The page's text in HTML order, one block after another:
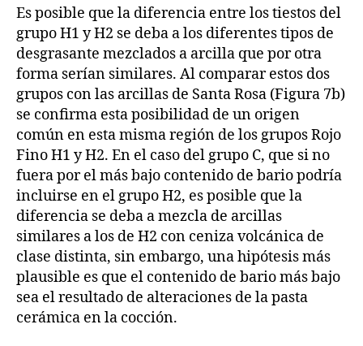
Es posible que la diferencia entre los tiestos del
grupo H1 y H2 se deba a los diferentes tipos de
desgrasante mezclados a arcilla que por otra
forma serían similares. Al comparar estos dos
grupos con las arcillas de Santa Rosa (Figura 7b)
se confirma esta posibilidad de un origen
común en esta misma región de los grupos Rojo
Fino H1 y H2. En el caso del grupo C, que si no
fuera por el más bajo contenido de bario podría
incluirse en el grupo H2, es posible que la
diferencia se deba a mezcla de arcillas
similares a los de H2 con ceniza volcánica de
clase distinta, sin embargo, una hipótesis más
plausible es que el contenido de bario más bajo
sea el resultado de alteraciones de la pasta
cerámica en la cocción.